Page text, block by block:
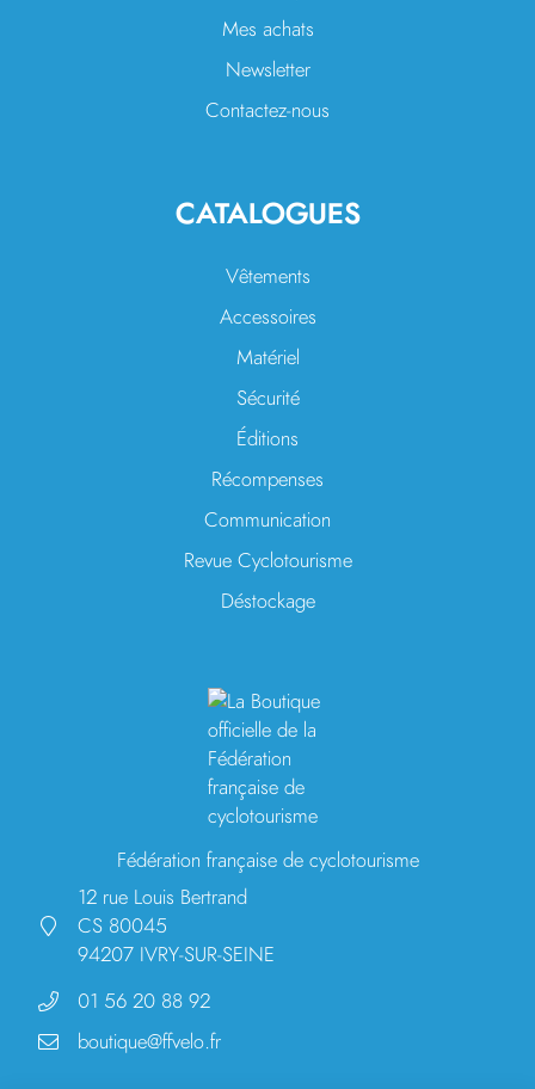
Mes achats
Newsletter
Contactez-nous
CATALOGUES
Vêtements
Accessoires
Matériel
Sécurité
Éditions
Récompenses
Communication
Revue Cyclotourisme
Déstockage
Fédération française de cyclotourisme
12 rue Louis Bertrand
CS 80045
94207 IVRY-SUR-SEINE
01 56 20 88 92
boutique@ffvelo.fr